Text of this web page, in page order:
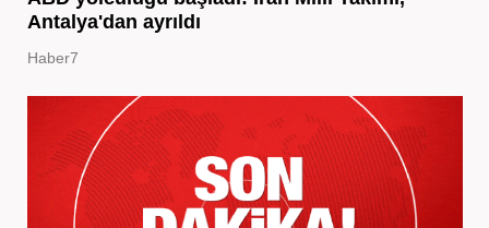
Antalya'dan ayrıldı
Haber7